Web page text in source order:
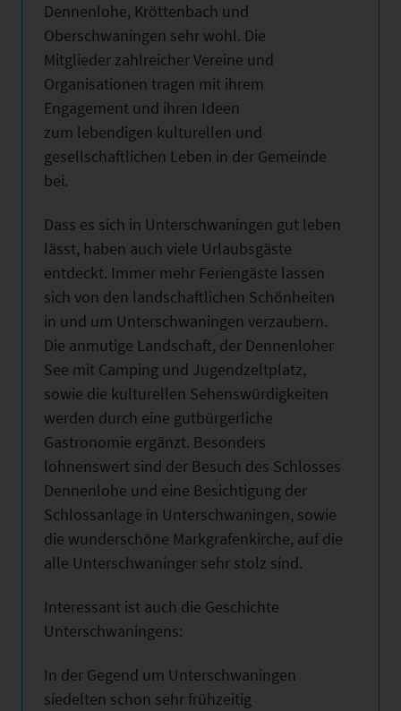
Dennenlohe, Kröttenbach und
Oberschwaningen sehr wohl. Die
Mitglieder zahlreicher Vereine und
Organisationen tragen mit ihrem
Engagement und ihren Ideen
zum lebendigen kulturellen und
gesellschaftlichen Leben in der Gemeinde
bei.
Dass es sich in Unterschwaningen gut leben
lässt, haben auch viele Urlaubsgäste
entdeckt. Immer mehr Feriengäste lassen
sich von den landschaftlichen Schönheiten
in und um Unterschwaningen verzaubern.
Die anmutige Landschaft, der Dennenloher
See mit Camping und Jugendzeltplatz,
sowie die kulturellen Sehenswürdigkeiten
werden durch eine gutbürgerliche
Gastronomie ergänzt. Besonders
lohnenswert sind der Besuch des Schlosses
Dennenlohe und eine Besichtigung der
Schlossanlage in Unterschwaningen, sowie
die wunderschöne Markgrafenkirche, auf die
alle Unterschwaninger sehr stolz sind.
Interessant ist auch die Geschichte
Unterschwaningens:
In der Gegend um Unterschwaningen
siedelten schon sehr frühzeitig